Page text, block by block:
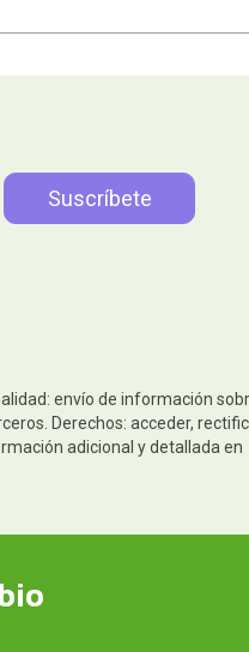
envío de información
Derechos: acceder,
adicional y detallada en